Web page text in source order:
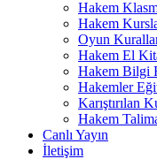
Hakem
Hakem
Oyun
Hakem El
Hakem Bilgi
Hakemler
Karıştırılan
Hakem
Canlı Yayın
İletişim